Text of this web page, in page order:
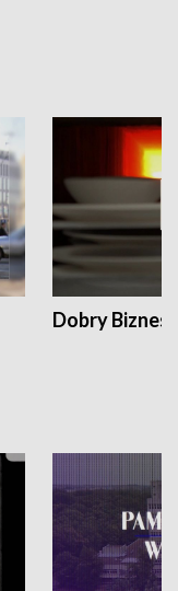
Dobry Biznes